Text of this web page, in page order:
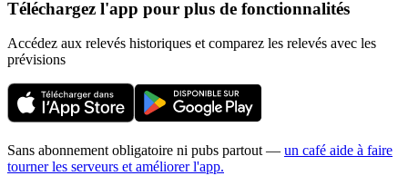
Téléchargez l'app pour plus de fonctionnalités
Accédez aux relevés historiques et comparez les relevés avec les
prévisions
Sans abonnement obligatoire ni pubs partout — un café aide à faire
tourner les serveurs et améliorer l'app.